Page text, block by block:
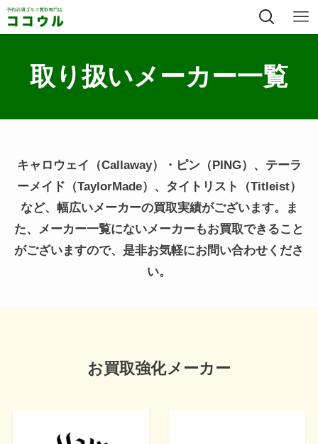
取り扱いメーカー一覧
キャロウェイ（Callaway）・ピン（PING）、テーラ
ーメイド（TaylorMade）、タイトリスト（Titleist）
など、幅広いメーカーの買取実績がございます。ま
た、メーカー一覧にないメーカーもお買取できること
がございますので、是非お気軽にお問い合わせくださ
い。
お買取強化メーカー